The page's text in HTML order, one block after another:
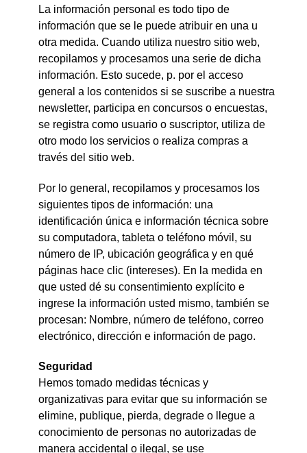
La información personal es todo tipo de
información que se le puede atribuir en una u
otra medida. Cuando utiliza nuestro sitio web,
recopilamos y procesamos una serie de dicha
información. Esto sucede, p. por el acceso
general a los contenidos si se suscribe a nuestra
newsletter, participa en concursos o encuestas,
se registra como usuario o suscriptor, utiliza de
otro modo los servicios o realiza compras a
través del sitio web.
Por lo general, recopilamos y procesamos los
siguientes tipos de información: una
identificación única e información técnica sobre
su computadora, tableta o teléfono móvil, su
número de IP, ubicación geográfica y en qué
páginas hace clic (intereses). En la medida en
que usted dé su consentimiento explícito e
ingrese la información usted mismo, también se
procesan: Nombre, número de teléfono, correo
electrónico, dirección e información de pago.
Seguridad
Hemos tomado medidas técnicas y
organizativas para evitar que su información se
elimine, publique, pierda, degrade o llegue a
conocimiento de personas no autorizadas de
manera accidental o ilegal, se use